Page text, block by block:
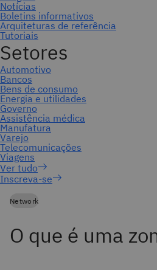
Inscreva-se
Network
O que é uma